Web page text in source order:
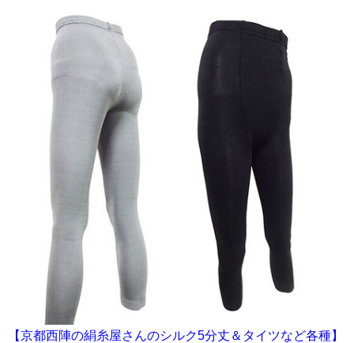
【京都西陣の絹糸屋さんのシルク5分丈＆タイツなど各種】